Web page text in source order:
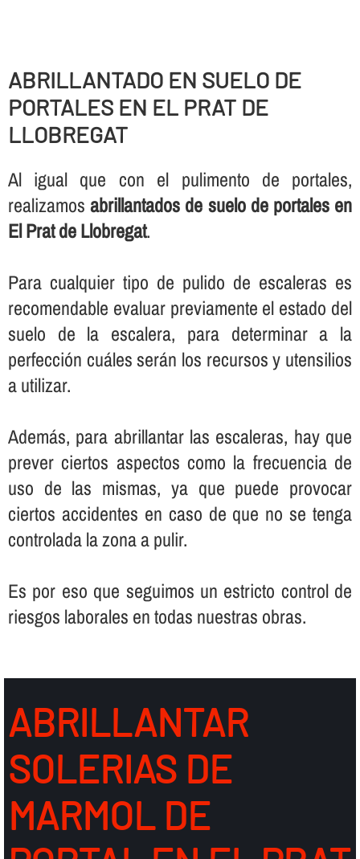
ABRILLANTADO EN SUELO DE
PORTALES EN EL PRAT DE
LLOBREGAT
Al igual que con el pulimento de portales,
realizamosabrillantados de suelo de portales en
El Prat de Llobregat.
Para cualquier tipo de pulido de escaleras es
recomendable evaluar previamente el estado del
suelo de la escalera, para determinar a la
perfección cuáles serán los recursos y utensilios
a utilizar.
Además, para abrillantar las escaleras, hay que
prever ciertos aspectos como la frecuencia de
uso de las mismas, ya que puede provocar
ciertos accidentes en caso de que no se tenga
controlada la zona a pulir.
Es por eso que seguimos un estricto control de
riesgos laborales en todas nuestras obras.
ABRILLANTAR
SOLERIAS DE
MARMOL DE